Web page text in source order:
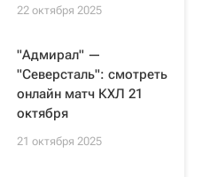
22 октября 2025
"Адмирал" —
"Северсталь": смотреть
онлайн матч КХЛ 21
октября
21 октября 2025